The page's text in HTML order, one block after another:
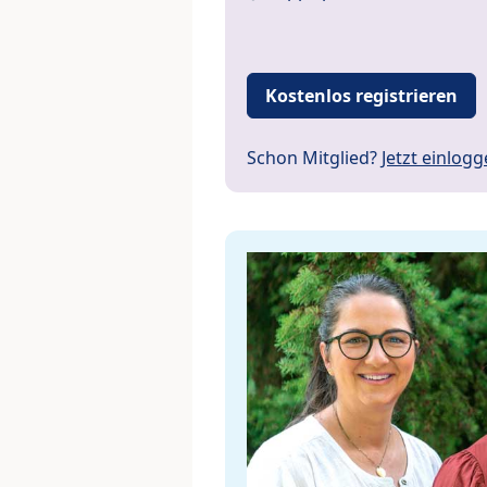
Kostenlos registrieren
Schon Mitglied? Jetzt